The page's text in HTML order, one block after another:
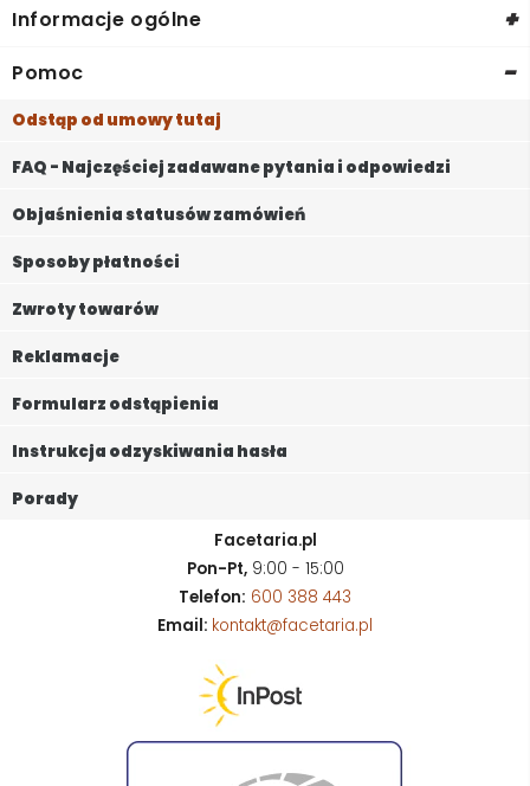
Informacje ogólne +
Pomoc -
Odstąp od umowy tutaj
FAQ - Najczęściej zadawane pytania i odpowiedzi
Objaśnienia statusów zamówień
Sposoby płatności
Zwroty towarów
Reklamacje
Formularz odstąpienia
Instrukcja odzyskiwania hasła
Porady
Facetaria.pl
Pon-Pt,9:00 - 15:00
Telefon: 600 388 443
Email: kontakt@facetaria.pl